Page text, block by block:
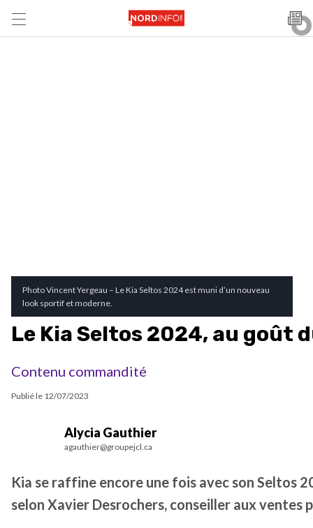
Photo Vincent Yergeau – Le Kia Seltos 2024 est muni d’un nouveau
look sportif et moderne.
Le Kia Seltos 2024, au goût
Contenu commandité
Publié le 12/07/2023
Alycia Gauthier
agauthier@groupejcl.ca
Kia se raffine encore une fois avec son Seltos
selon Xavier Desrochers, conseiller aux ventes